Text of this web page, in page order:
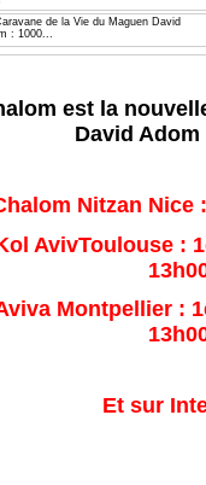
de la Vie du Maguen David
: 1000...
est la
David Adom
Nitzan Nice
AvivToulouse :
Montpellier :
Et sur